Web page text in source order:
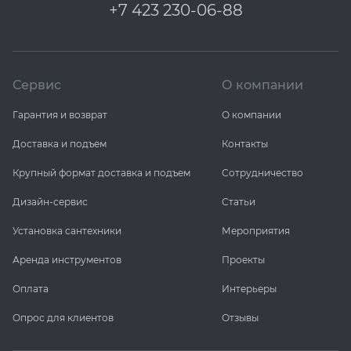
PERONDA
SANT’AGOSTINO
ГРАНИТЕЯ
+7 423 230-06-88
Сервис
Гарантия и возврат
Доставка и подъем
Крупный формат доставка и подъем
Дизайн-сервис
Установка сантехники
Аренда инструментов
Оплата
Опрос для клиентов
О компании
О компании
Контакты
Сотрудничество
Статьи
Мероприятия
Проекты
Интерьеры
Отзывы